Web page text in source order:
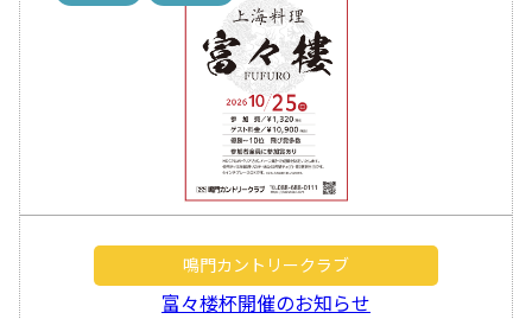
鳴門カントリークラブ
富々楼杯開催のお知らせ